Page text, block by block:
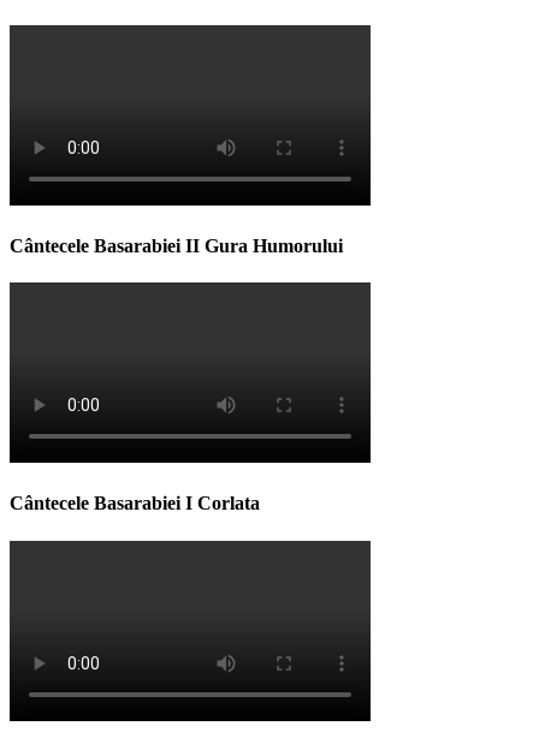
Cântecele Basarabiei II Gura Humorului
Cântecele Basarabiei I Corlata